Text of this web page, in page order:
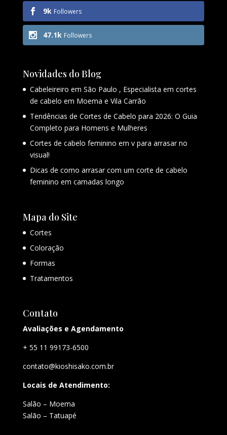
9k Followers
47.1k Followers
Novidades do Blog
Cabeleireiro em São Paulo , Especialista em cortes
de cabelo em Moema e Vila Carrão
Tendências de Cortes de Cabelo para 2026: O Guia
Completo para Homens e Mulheres
Cortes de cabelo feminino em v para arrasar no
visual!
Dicas de como arrasar com um corte de cabelo
feminino em camadas longo
Mapa do Site
Cortes
Coloração
Formas
Tratamentos
Contato
Avaliações e Agendamento
+ 55 11 99173-6500
contato@kioshisako.com.br
Locais de Atendimento:
Salão – Moema
Salão – Tatuapé